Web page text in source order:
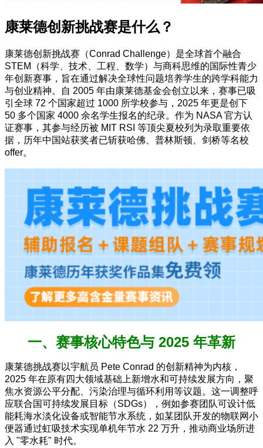
康莱德创新挑战赛是什么？
康莱德创新挑战赛（Conrad Challenge）是全球首个融合
STEM（科学、技术、工程、数学）与商科思维的国际性青少
年创新赛事，旨在通过解决全球性问题培养学生的跨学科能力
与创业精神。自 2005 年由康莱德基金会创立以来，赛事已吸
引全球 72 个国家超过 1000 所学校参与，2025 年更是创下
50 多个国家 4000 余名学生报名的纪录。作为 NASA 官方认
证赛事，其参与经历被 MIT RSI 等顶尖夏校列为录取重要依
据，历年中国站获奖者已斩获哈佛、普林斯顿、剑桥等名校
offer。
一、赛事核心特色与 2025 年革新
康莱德挑战赛以宇航员 Pete Conrad 的创新精神为内核，
2025 年在原有四大领域基础上新增水和可持续发展方向，聚
焦水资源公平分配、污染治理与循环利用等议题。这一调整呼
应联合国可持续发展目标（SDGs），例如参赛团队可设计低
能耗海水淡化设备或智能节水系统，如某团队开发的物联网小
便器通过虹吸技术实现单机年节水 22 万升，推动商业场所进
入 "零水耗" 时代。